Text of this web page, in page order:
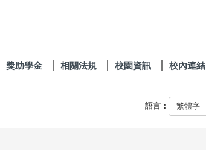
獎助學金 相關法規 校園資訊 校內連結
語言：